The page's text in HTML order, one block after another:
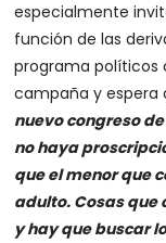
especialmente
función de las
programa políticos
campaña y espera
nuevo congreso
no haya
que el menor que
adulto. Cosas que
y hay que buscar